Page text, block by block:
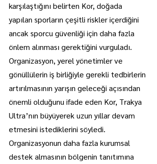
karşılaştığını belirten Kor, doğada
yapılan sporların çeşitli riskler içerdiğini
ancak sporcu güvenliği için daha fazla
önlem alınması gerektiğini vurguladı.
Organizasyon, yerel yönetimler ve
gönüllülerin iş birliğiyle gerekli tedbirlerin
artırılmasının yarışın geleceği açısından
önemli olduğunu ifade eden Kor, Trakya
Ultra’nın büyüyerek uzun yıllar devam
etmesini istediklerini söyledi.
Organizasyonun daha fazla kurumsal
destek almasının bölgenin tanıtımına